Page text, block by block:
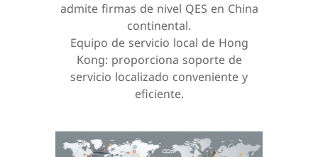
admite firmas de nivel QES en China
continental.
Equipo de servicio local de Hong
Kong: proporciona soporte de
servicio localizado conveniente y
eficiente.